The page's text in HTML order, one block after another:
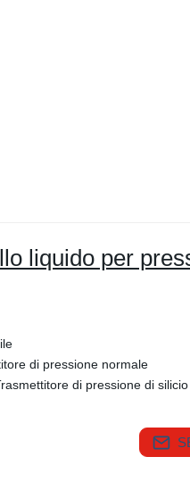
liquido per
di pressione normale
di pressione di silicio